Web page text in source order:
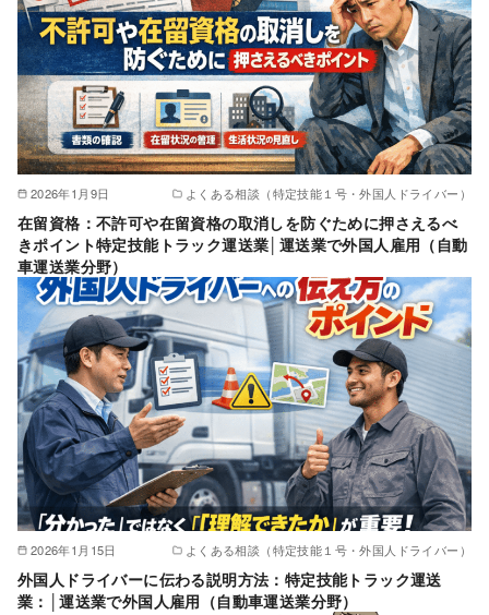
2026年1月9日 よくある相談（特定技能１号・外国人ドライバー）
在留資格：不許可や在留資格の取消しを防ぐために押さえるべ
きポイント特定技能トラック運送業│運送業で外国人雇用（自動
車運送業分野）
2026年1月15日 よくある相談（特定技能１号・外国人ドライバー）
外国人ドライバーに伝わる説明方法：特定技能トラック運送
業：│運送業で外国人雇用（自動車運送業分野）